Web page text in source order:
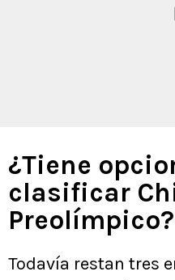
¿Tiene
clasificar
Preolímpico?
Todavía restan tres